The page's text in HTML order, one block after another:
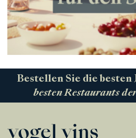
Bestellen Sie die besten
besten Restaurants